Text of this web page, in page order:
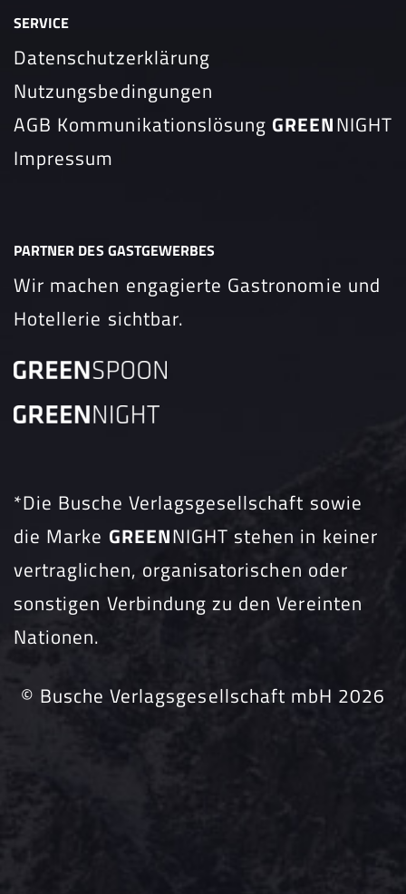
SERVICE
Datenschutzerklärung
Nutzungsbedingungen
AGB Kommunikationslösung GREENNIGHT
Impressum
PARTNER DES GASTGEWERBES
Wir machen engagierte Gastronomie und
Hotellerie sichtbar.
*Die Busche Verlagsgesellschaft sowie
die Marke GREENNIGHT stehen in keiner
vertraglichen, organisatorischen oder
sonstigen Verbindung zu den Vereinten
Nationen.
© Busche Verlagsgesellschaft mbH 2026